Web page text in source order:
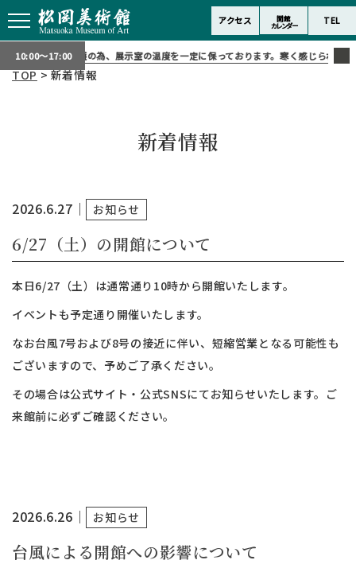
アクセス 開館
カレンダー TEL
10:00～17:00
作品保護の為、展示室の温度を一定に保っております。寒く感じられる場合は
TOP> 新着情報
新着情報
2026.6.27 ｜ お知らせ
6/27（土）の開館について
本日6/27（土）は通常通り10時から開館いたします。
イベントも予定通り開催いたします。
なお台風7号および8号の接近に伴い、短縮営業となる可能性も
ございますので、予めご了承ください。
その場合は公式サイト・公式SNSにてお知らせいたします。ご
来館前に必ずご確認ください。
2026.6.26 ｜ お知らせ
台風による開館への影響について